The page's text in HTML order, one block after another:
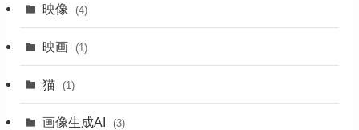
映像 (4)
映画 (1)
猫 (1)
画像生成AI (3)